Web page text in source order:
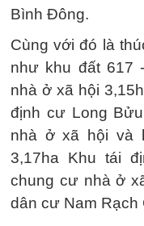
Bình Đông.
Cùng với đó là
như khu đất 617
nhà ở xã hội
định cư Long
nhà ở xã hội và
3,17ha Khu tái
chung cư nhà ở
dân cư Nam Rạch